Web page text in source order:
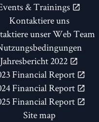
& Trainings
Kontaktiere uns
unser Web Team
Jahresbericht 2022
Financial Report
Financial Report
Financial Report
Site map